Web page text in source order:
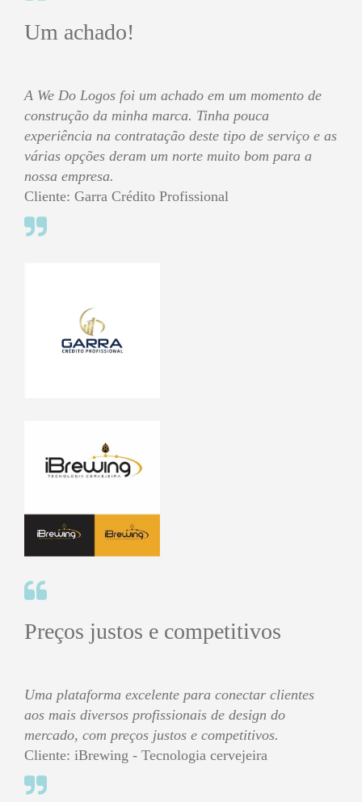
Um achado!
A We Do Logos foi um achado em um momento de
construção da minha marca. Tinha pouca
experiência na contratação deste tipo de serviço e as
várias opções deram um norte muito bom para a
nossa empresa.
Cliente: Garra Crédito Profissional
Preços justos e competitivos
Uma plataforma excelente para conectar clientes
aos mais diversos profissionais de design do
mercado, com preços justos e competitivos.
Cliente: iBrewing - Tecnologia cervejeira